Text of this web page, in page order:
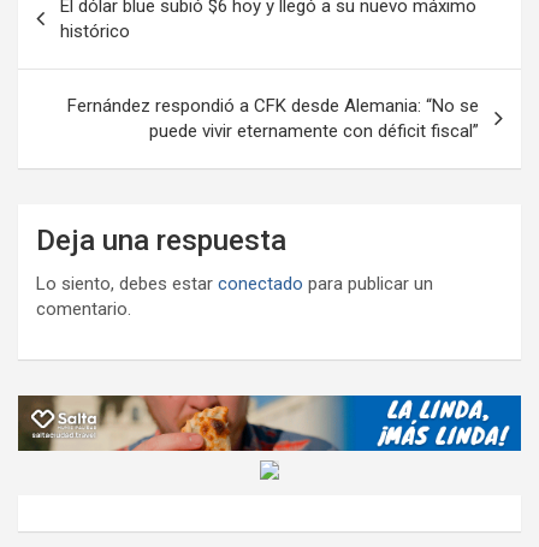
de
entradas
El dólar blue subió $6 hoy y llegó a su nuevo máximo
histórico
Fernández respondió a CFK desde Alemania: “No se
puede vivir eternamente con déficit fiscal”
Deja una respuesta
Lo siento, debes estar conectado para publicar un
comentario.